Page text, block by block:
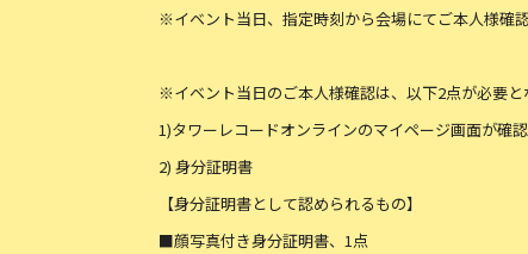
※イベント当日、指定時刻から会場にてご本人様確
※イベント当日のご本人様確認は、以下2点が必要と
1)タワーレコードオンラインのマイページ画面が確
2) 身分証明書
【身分証明書として認められるもの】
■顔写真付き身分証明書、1点